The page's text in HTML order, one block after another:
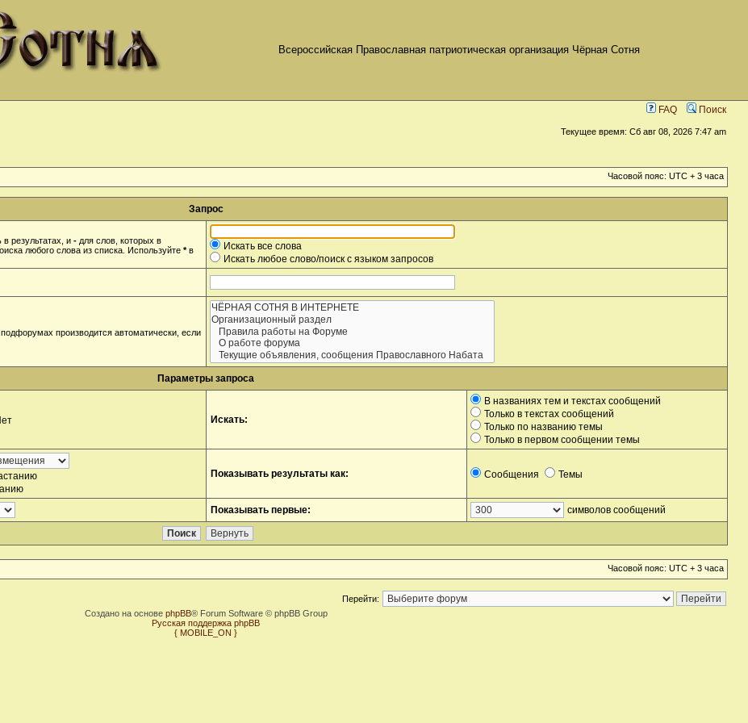
Всероссийская Православная патриотическая организация Чёрная Сотня
FAQ Поиск
Текущее время: Сб авг 08, 2026 7:47 am
Часовой пояс: UTC + 3 часа
Запрос
результатах, и - для слов, которых в
любого слова из списка. Используйте *в
Искать все слова
Искать любое слово/поиск с языком запросов
производится автоматически, если
Параметры запроса
Искать:
В названиях тем и текстах сообщений
Только в текстах сообщений
Только по названию темы
Только в первом сообщении темы
Показывать результаты как: Сообщения Темы
Показывать первые: символов сообщений
Часовой пояс: UTC + 3 часа
Перейти:
Создано на основе phpBB® Forum Software © phpBB Group
Русская поддержка phpBB
{ MOBILE_ON }